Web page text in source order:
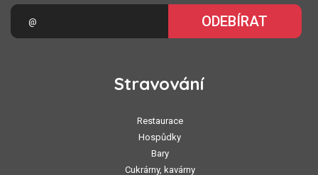
ODEBÍRAT
Stravování
Restaurace
Hospůdky
Bary
Cukrárny, kavárny